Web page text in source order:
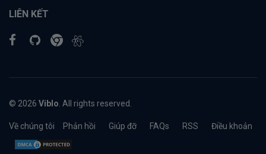
LIÊN KẾT
© 2026 Viblo . All rights reserved.
Về chúng tôi Phản hồi Giúp đỡ FAQs RSS Điều khoản